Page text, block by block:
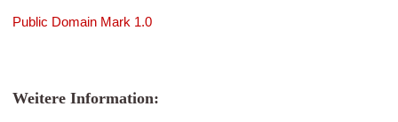
Public Domain Mark 1.0
Weitere Information: